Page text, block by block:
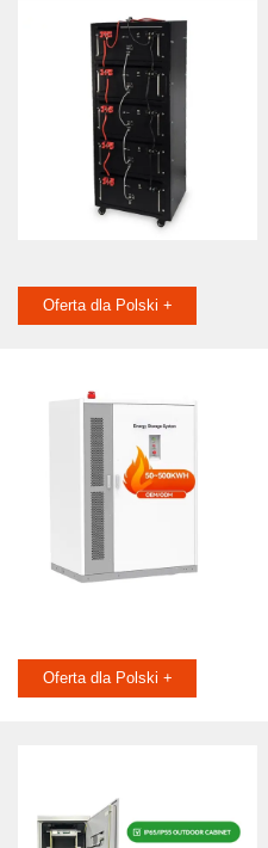
Oferta dla Polski +
Oferta dla Polski +